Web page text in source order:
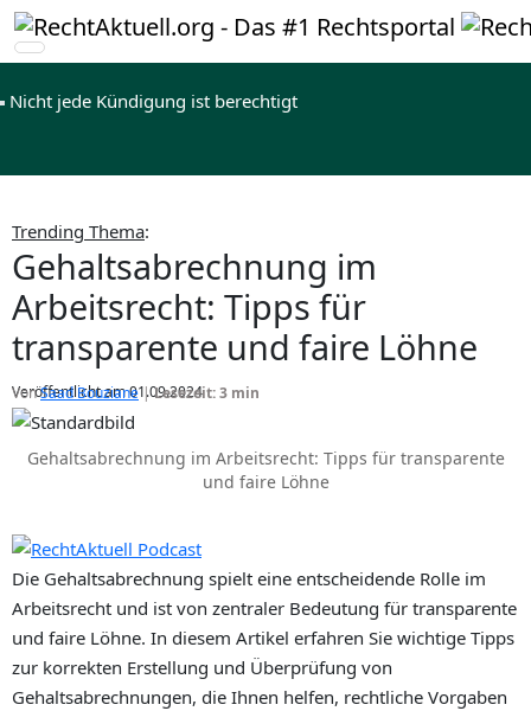
Nicht jede Kündigung ist berechtigt
Trending Thema:
Gehaltsabrechnung im
Arbeitsrecht: Tipps für
transparente und faire Löhne
Veröffentlicht am 01.09.2024
VonSaad Bouziane|Lesezeit: 3 min
Gehaltsabrechnung im Arbeitsrecht: Tipps für transparente
und faire Löhne
Die Gehaltsabrechnung spielt eine entscheidende Rolle im
Arbeitsrecht und ist von zentraler Bedeutung für transparente
und faire Löhne. In diesem Artikel erfahren Sie wichtige Tipps
zur korrekten Erstellung und Überprüfung von
Gehaltsabrechnungen, die Ihnen helfen, rechtliche Vorgaben